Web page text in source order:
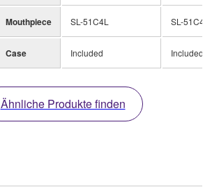
Mouthpiece SL-51C4L SL-51C4L
Case Included Included
Ähnliche Produkte finden